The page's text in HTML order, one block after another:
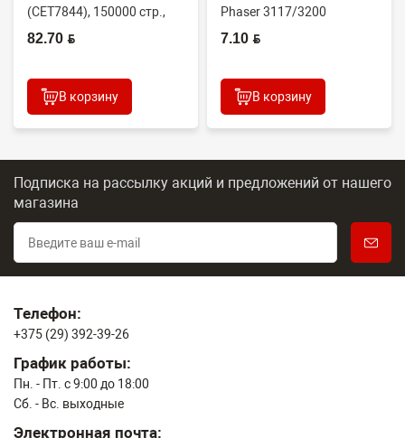
(CET7844), 150000 стр.,
Япония
82.70 BYN
В корзину
Phaser 3117/3200
(CONTENT)
7.10 BYN
В корзину
Подписка на рассылку акций и предложений от нашего
магазина
Телефон:
+375 (29) 392-39-26
График работы:
Пн. - Пт. с 9:00 до 18:00
Сб. - Вс. выходные
Электронная почта: